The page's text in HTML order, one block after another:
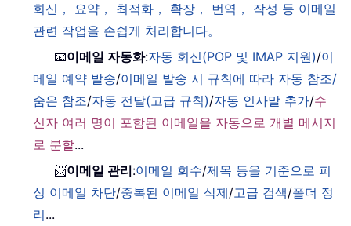
회신， 요약， 최적화， 확장， 번역， 작성 등 이메일
관련 작업을 손쉽게 처리합니다。
📧이메일 자동화:자동 회신(POP 및 IMAP 지원)/이
메일 예약 발송/이메일 발송 시 규칙에 따라 자동 참조/
숨은 참조/자동 전달(고급 규칙)/자동 인사말 추가/수
신자 여러 명이 포함된 이메일을 자동으로 개별 메시지
로 분할...
📨이메일 관리:이메일 회수/제목 등을 기준으로 피
싱 이메일 차단/중복된 이메일 삭제/고급 검색/폴더 정
리...